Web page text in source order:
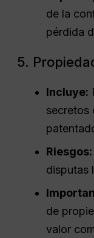
de la
pérdida
5.
Incluye:
secretos
Riesgos:
disputas
de
valor